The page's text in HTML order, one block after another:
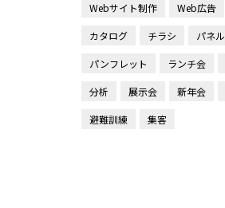
Webサイト制作 Web広告
カタログ チラシ パネル
パンフレット ランチ会
分析 展示会 新年会
避難訓練 集客